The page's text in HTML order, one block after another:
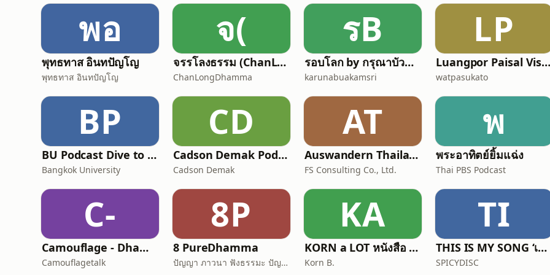
พอ
พุทธทาส อินทปัญโญ
พุทธทาส อินทปัญโญ
จ(
จรรโลงธรรม (ChanLongDhamma)
ChanLongDhamma
รB
รอบโลก by กรุณาบัวคำศรี
karunabuakamsri
LP
Luangpor Paisal Visalo‘s Podcast (ธรรมะ จาก หลวงพ่อไพศาล วิสาโล)
watpasukato
BP
BU Podcast Dive to Lock in
Bangkok University
CD
Cadson Demak Podcast
Cadson Demak
AT
Auswandern Thailand Podcast
FS Consulting Co., Ltd.
พ
พระอาทิตย์ยิ้มแฉ่ง
Thai PBS Podcast
C-
Camouflage - Dhamma Talk
Camouflagetalk
8P
8 PureDhamma
ปัญญา ภาวนา ฟังธรรมะ ปัญญาภาวนา Panya Bhavana
KA
KORN a LOT หนังสือ การเดินทาง ความรู้สึก
Korn B.
TI
THIS IS MY SONG ‘เพราะเพลงนั้นทำให้ฉันตาสว่าง’
SPICYDISC